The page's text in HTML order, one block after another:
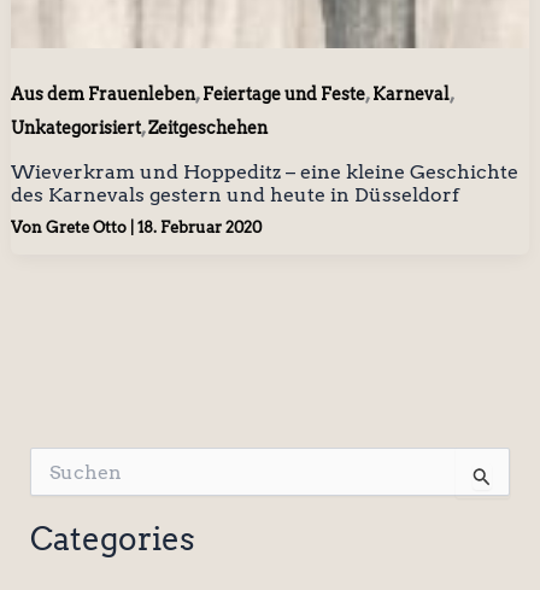
Aus dem Frauenleben,Feiertage und Feste,Karneval,
Unkategorisiert,Zeitgeschehen
Wieverkram und Hoppeditz – eine kleine Geschichte
des Karnevals gestern und heute in Düsseldorf
Von Grete Otto 18. Februar 2020
u
c
h
Categories